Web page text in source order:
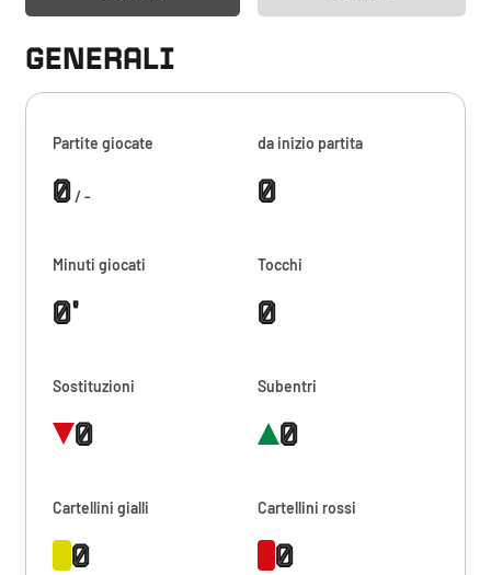
GENERALI
Partite giocate
0/ -
da inizio partita
0
Minuti giocati
0'
Tocchi
0
Sostituzioni
0
Subentri
0
Cartellini gialli
0
Cartellini rossi
0